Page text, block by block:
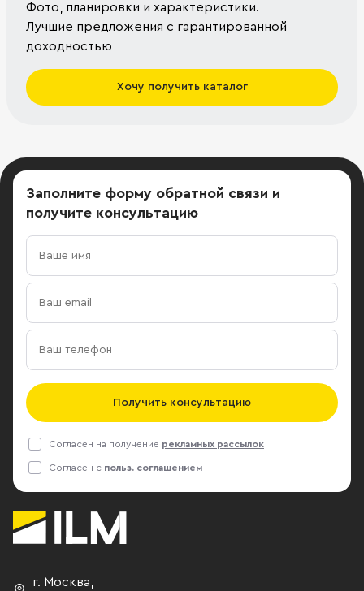
Фото, планировки и характеристики.
Лучшие предложения с гарантированной
доходностью
Хочу получить каталог
Заполните форму обратной связи и
получите консультацию
Получить консультацию
Согласен на получение рекламных рассылок
Согласен с польз. соглашением
г. Москва,